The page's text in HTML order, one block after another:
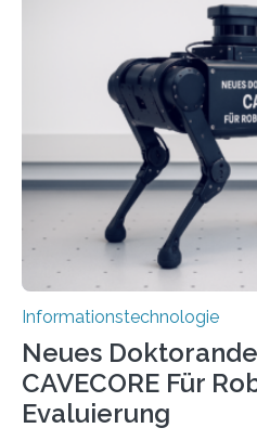
stellt die heutige
Herausforderungen.
Prozessoren stoßen an ihre
viel Energie, die Speicher-
sind voneinander getrennt
bremst komplexe
immer größer werden und
verarbeiten müssen, steigt
Rechenarchitekturen. Neben
rücken dabei insbesondere…
Informationstechnologie
Neues
CAVECORE Für
Evaluierung